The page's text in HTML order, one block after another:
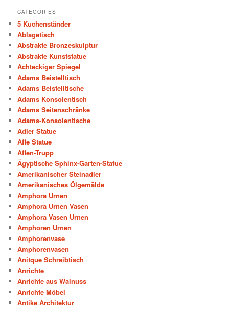
CATEGORIES
5 Kuchenständer
Ablagetisch
Abstrakte Bronzeskulptur
Abstrakte Kunststatue
Achteckiger Spiegel
Adams Beistelltisch
Adams Beistelltische
Adams Konsolentisch
Adams Seitenschränke
Adams-Konsolentische
Adler Statue
Affe Statue
Affen-Trupp
Ägyptische Sphinx-Garten-Statue
Amerikanischer Steinadler
Amerikanisches Ölgemälde
Amphora Urnen
Amphora Urnen Vasen
Amphora Vasen Urnen
Amphoren Urnen
Amphorenvase
Amphorenvasen
Anitque Schreibtisch
Anrichte
Anrichte aus Walnuss
Anrichte Möbel
Antike Architektur